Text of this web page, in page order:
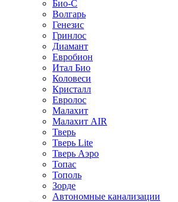
Био-С
Волгарь
Генезис
Гринлос
Диамант
Евробион
Итал Био
Коловеси
Кристалл
Евролос
Малахит
Малахит AIR
Тверь
Тверь Lite
Тверь Аэро
Топас
Тополь
Зорде
Автономные канализации